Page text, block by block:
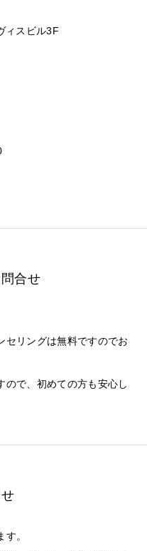
ィスビル3F
合せ
セリングは無料ですのでお
ので、初めての方も安心し
。